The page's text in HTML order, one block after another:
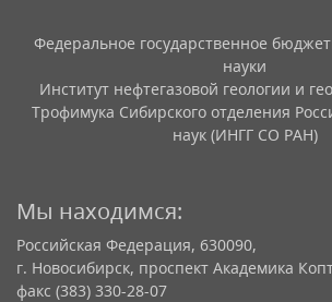
Федеральное государственное
науки
Институт нефтегазовой геологии и
Трофимука Сибирского отделения
наук (ИНГГ СО РАН)
Мы находимся:
Российская Федерация, 630090,
г. Новосибирск, проспект Академика
факс (383) 330-28-07